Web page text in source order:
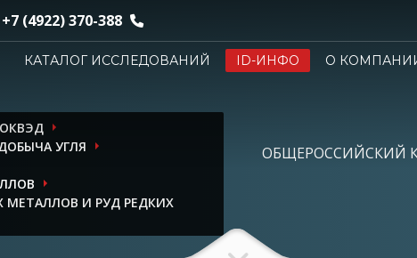
+7 (4922) 370-388
КАТАЛОГ ИССЛЕДОВАНИЙ ID-ИНФО О
УГЛЯ
МЕТАЛЛОВ И РУД РЕДКИХ
ОБЩЕРОССИЙСКИЙ